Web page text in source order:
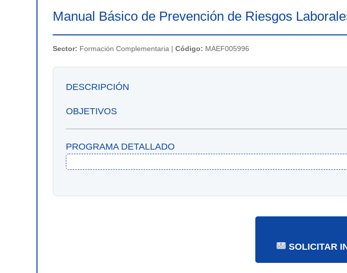
Manual Básico de Prevención de Riesgos
Sector: Formación Complementaria | Código: MAEF005996
DESCRIPCIÓN
OBJETIVOS
PROGRAMA DETALLADO
SOLICITAR